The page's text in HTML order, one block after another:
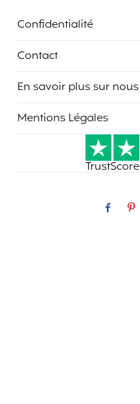
Confidentialité
Contact
En savoir plus sur nous
Mentions Légales
TrustScore